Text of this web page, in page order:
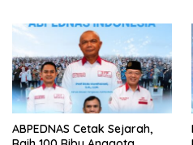
ABPEDNAS Cetak Sejarah,